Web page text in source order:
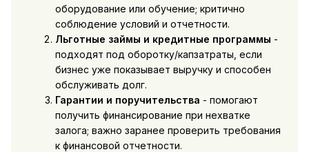
оборудование или обучение; критично
соблюдение условий и отчетности.
Льготные займы и кредитные программы -
подходят под оборотку/капзатраты, если
бизнес уже показывает выручку и способен
обслуживать долг.
Гарантии и поручительства - помогают
получить финансирование при нехватке
залога; важно заранее проверить требования
к финансовой отчетности.